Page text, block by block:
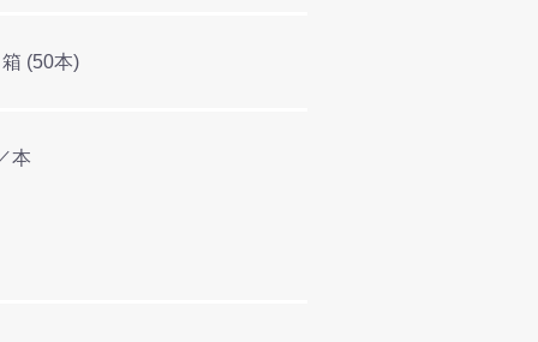
(50本)
本